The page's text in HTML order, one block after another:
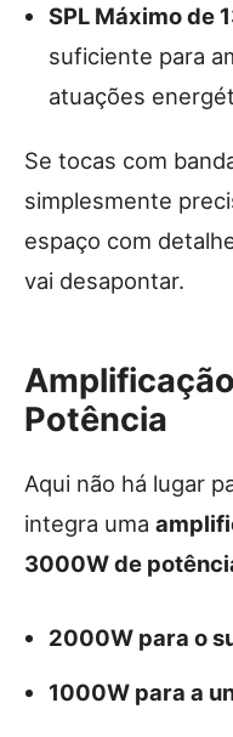
SPL Máximo de
suficiente para
atuações
Se tocas com
simplesmente
espaço com
vai desapontar.
Potência
Aqui não há lugar
integra uma
3000W de
2000W para o
1000W para a